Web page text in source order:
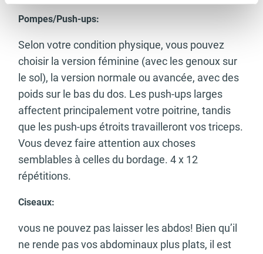
Pompes/Push-ups:
Selon votre condition physique, vous pouvez
choisir la version féminine (avec les genoux sur
le sol), la version normale ou avancée, avec des
poids sur le bas du dos. Les push-ups larges
affectent principalement votre poitrine, tandis
que les push-ups étroits travailleront vos triceps.
Vous devez faire attention aux choses
semblables à celles du bordage. 4 x 12
répétitions.
Ciseaux:
vous ne pouvez pas laisser les abdos! Bien qu’il
ne rende pas vos abdominaux plus plats, il est